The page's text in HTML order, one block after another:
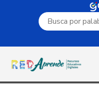
Campo de